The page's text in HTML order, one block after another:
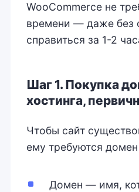
WooCommerce не
времени — даже без
справиться за 1-2
Шаг 1. Покупка
хостинга,
Чтобы сайт
ему требуются домен
Домен — имя,